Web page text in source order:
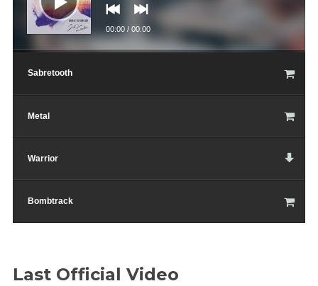
Diskografie
00:00/ 00:00
Sabretooth
Metal
Warrior
Bombtrack
Last Official Video